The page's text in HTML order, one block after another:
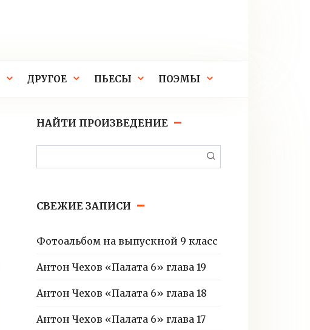
ДРУГОЕ ПЬЕСЫ ПОЭМЫ
НАЙТИ ПРОИЗВЕДЕНИЕ
СВЕЖИЕ ЗАПИСИ
Фотоальбом на выпускной 9 класс
Антон Чехов «Палата 6» глава 19
Антон Чехов «Палата 6» глава 18
Антон Чехов «Палата 6» глава 17